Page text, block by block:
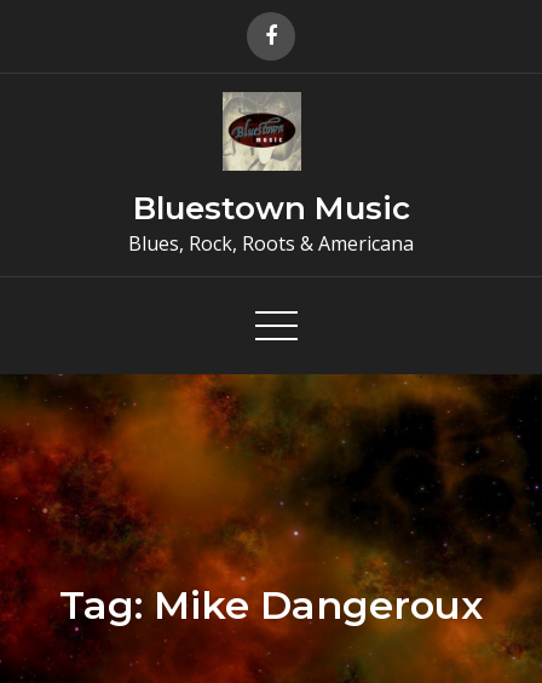
Bluestown Music
Blues, Rock, Roots & Americana
Tag:Mike Dangeroux